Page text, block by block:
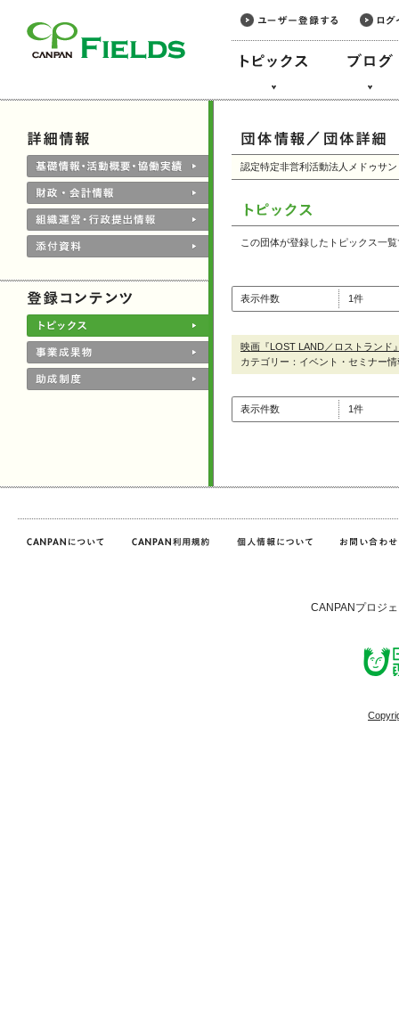
認定特定非営利活動法人メドゥサ
この団体が登録したトピックス一
表示件数 1件
映画『LOST LAND／ロストランド
カテゴリー：イベント・セミナー情
表示件数 1件
CANPANプロジ